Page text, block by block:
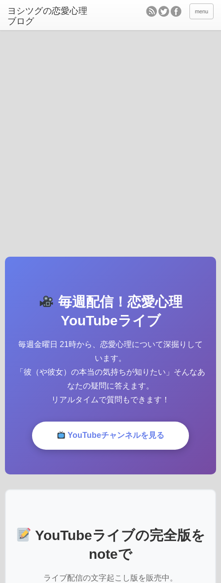
ヨシツグの恋愛心理
ブログ
menu
毎週配信！恋愛心理
YouTubeライブ
毎週金曜日 21時から、恋愛心理について深掘りして
います。
「彼（や彼女）の本当の気持ちが知りたい」そんなあ
なたの疑問に答えます。
リアルタイムで質問もできます！
YouTubeチャンネルを見る
YouTubeライブの完全版を
noteで
ライブ配信の文字起こし版を販売中。